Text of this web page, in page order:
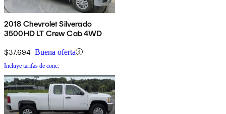
2018 Chevrolet Silverado
3500HD LT Crew Cab 4WD
$37,694 Buena oferta
Incluye tarifas de conc.